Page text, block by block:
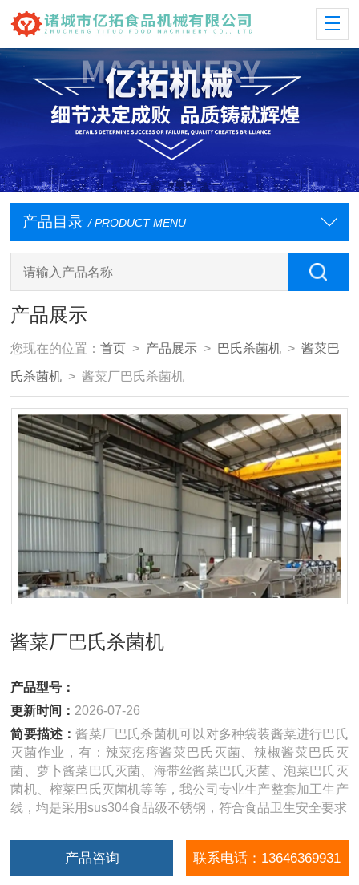
产品目录 / PRODUCT MENU
产品展示
您现在的位置：首页 > 产品展示 > 巴氏杀菌机 >酱菜巴
氏杀菌机 > 酱菜厂巴氏杀菌机
酱菜厂巴氏杀菌机
产品型号：
更新时间： 2026-07-26
简要描述：酱菜厂巴氏杀菌机可以对多种袋装酱菜进行巴氏
灭菌作业，有：辣菜疙瘩酱菜巴氏灭菌、辣椒酱菜巴氏灭
菌、萝卜酱菜巴氏灭菌、海带丝酱菜巴氏灭菌、泡菜巴氏灭
菌机、榨菜巴氏灭菌机等等，我公司专业生产整套加工生产
线，均是采用sus304食品级不锈钢，符合食品卫生安全要求
产品咨询 联系电话：13646369931